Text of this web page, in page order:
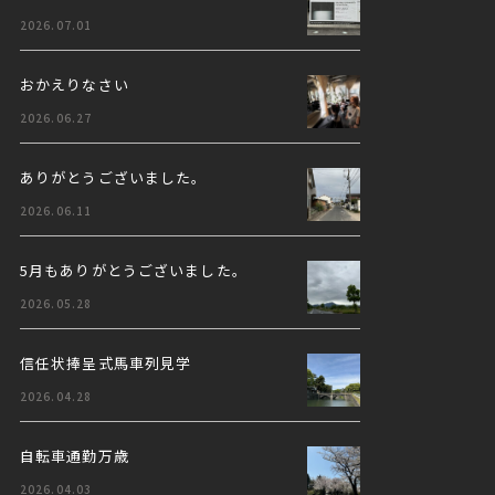
2026.07.01
おかえりなさい
2026.06.27
ありがとうございました。
2026.06.11
5月もありがとうございました。
2026.05.28
信任状捧呈式馬車列見学
2026.04.28
自転車通勤万歳
2026.04.03